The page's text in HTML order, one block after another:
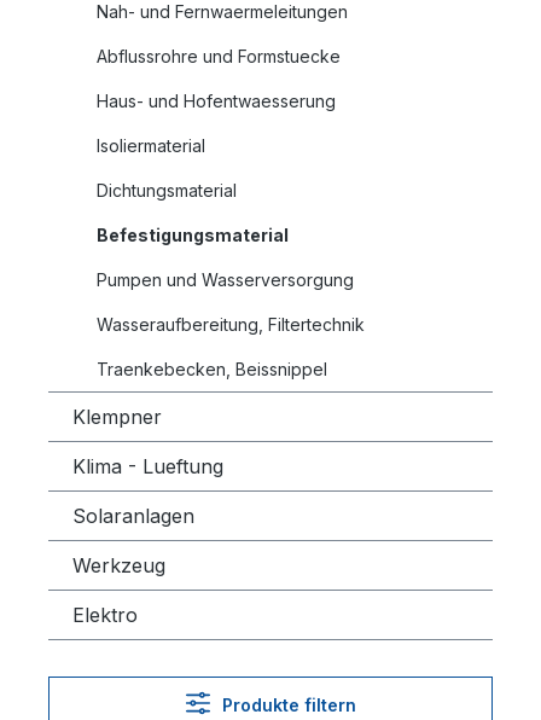
Nah- und Fernwaermeleitungen
Abflussrohre und Formstuecke
Haus- und Hofentwaesserung
Isoliermaterial
Dichtungsmaterial
Befestigungsmaterial
Pumpen und Wasserversorgung
Wasseraufbereitung, Filtertechnik
Traenkebecken, Beissnippel
Klempner
Klima - Lueftung
Solaranlagen
Werkzeug
Elektro
Produkte filtern